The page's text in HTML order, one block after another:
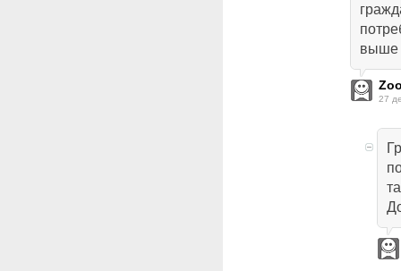
выше
27